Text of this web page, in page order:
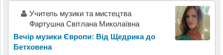
Учитель музики та мистецтва
Фартушна Світлана Миколаївна
Вечір музики Європи: Від Щедрика до
Бетховена